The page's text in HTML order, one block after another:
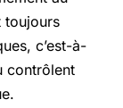
toujours
c’est-à-
contrôlent